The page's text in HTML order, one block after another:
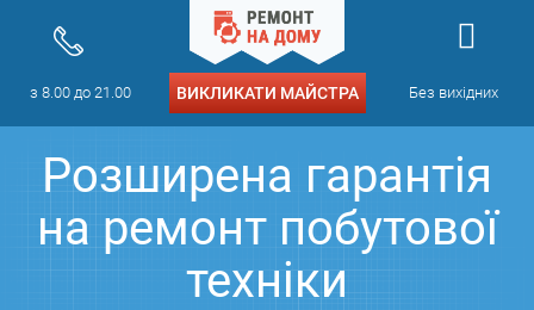
з 8.00 до 21.00 ВИКЛИКАТИ МАЙСТРА Без вихідних
Розширена гарантія
на ремонт побутової
техніки